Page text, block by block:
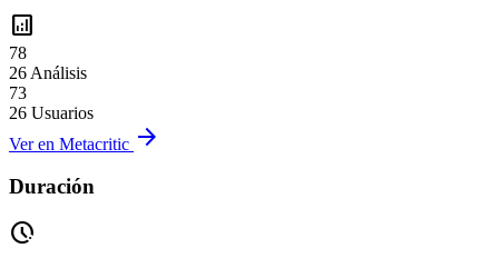
analytics
78
26 Análisis
73
26 Usuarios
Ver en Metacritic arrow_forward
Duración
pace